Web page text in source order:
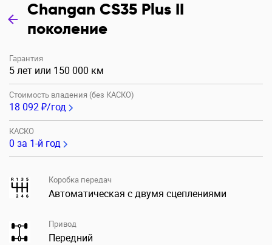
Changan CS35 Plus II
поколение
Гарантия
5 лет или 150 000 км
Стоимость владения (без КАСКО)
18 092 ₽/год
КАСКО
0 за 1-й год
Коробка передач
Автоматическая с двумя сцеплениями
Привод
Передний